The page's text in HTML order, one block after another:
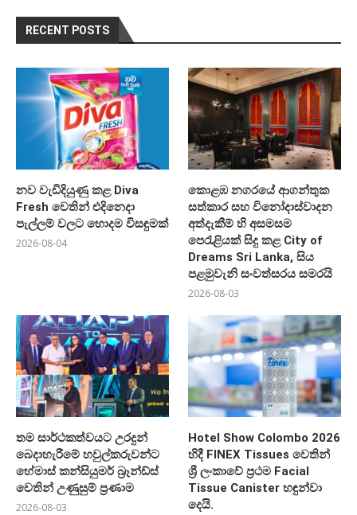
RECENT POSTS
නව වැඩිදියුණු කළ Diva
Fresh වෙතින් එදිනෙදා
පැල්ලම් වලට හොදම විසඳුමක්
2026-08-04
කොළඹ නගරයේ ආගන්තුක
සත්කාර සහ විනෝදාස්වාදන
අත්දැකීම් හි අසමසම
පෙරැළියක් සිදු කළ City of
Dreams Sri Lanka, සිය
පළමුවැනි සංවත්සරය සමරයි
2026-08-03
තම සාර්ථකත්වයට උරදුන්
බෙදාහැරීමේ හවුල්කරුවන්ට
හේමාස් කන්සියුමර් බ්‍රෑන්ඩ්ස්
වෙතින් උණුසුම් ප්‍රණාම
2026-08-03
Hotel Show Colombo 2026
හිදී FINEX Tissues වෙතින්
ශ්‍රී ලංකාවේ ප්‍රථම Facial
Tissue Canister හඳුන්වා
දෙයි.